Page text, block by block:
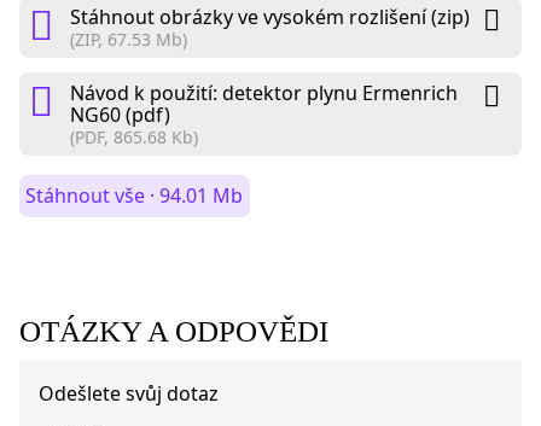
Stáhnout obrázky ve vysokém rozlišení (zip)
(ZIP, 67.53 Mb)
Návod k použití: detektor plynu Ermenrich
NG60 (pdf)
(PDF, 865.68 Kb)
Stáhnout vše · 94.01 Mb
OTÁZKY A ODPOVĚDI
Odešlete svůj dotaz